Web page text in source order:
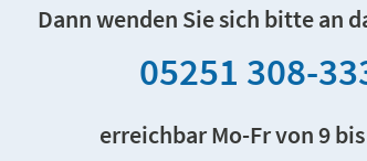
Dann wenden Sie sich bitte an
05251 308-
erreichbar Mo-Fr von 9 bis